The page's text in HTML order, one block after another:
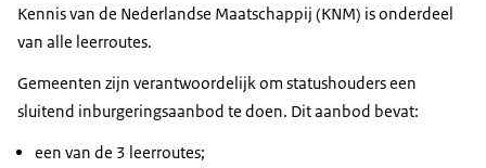
Kennis van de Nederlandse Maatschappij (KNM) is onderdeel
van alle leerroutes.
Gemeenten zijn verantwoordelijk om statushouders een
sluitend inburgeringsaanbod te doen. Dit aanbod bevat:
een van de 3 leerroutes;